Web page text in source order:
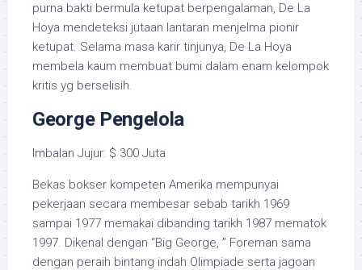
purna bakti bermula ketupat berpengalaman, De La
Hoya mendeteksi jutaan lantaran menjelma pionir
ketupat. Selama masa karir tinjunya, De La Hoya
membela kaum membuat bumi dalam enam kelompok
kritis yg berselisih.
George Pengelola
Imbalan Jujur: $ 300 Juta
Bekas bokser kompeten Amerika mempunyai
pekerjaan secara membesar sebab tarikh 1969
sampai 1977 memakai dibanding tarikh 1987 mematok
1997. Dikenal dengan “Big George, ” Foreman sama
dengan peraih bintang indah Olimpiade serta jagoan